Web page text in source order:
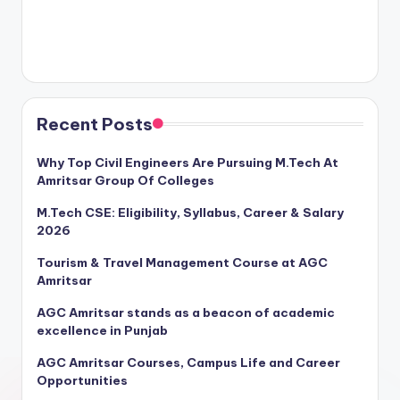
Recent Posts
Why Top Civil Engineers Are Pursuing M.Tech At
Amritsar Group Of Colleges
M.Tech CSE: Eligibility, Syllabus, Career & Salary
2026
Tourism & Travel Management Course at AGC
Amritsar
AGC Amritsar stands as a beacon of academic
excellence in Punjab
AGC Amritsar Courses, Campus Life and Career
Opportunities